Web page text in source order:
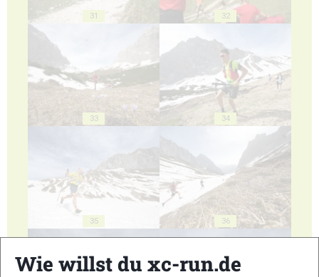
31 32
33 34
35 36
Wie willst du xc-run.de